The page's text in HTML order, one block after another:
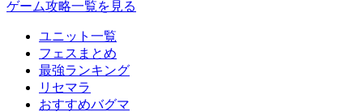
ゲーム攻略一覧を見る
ユニット一覧
フェスまとめ
最強ランキング
リセマラ
おすすめバグマ